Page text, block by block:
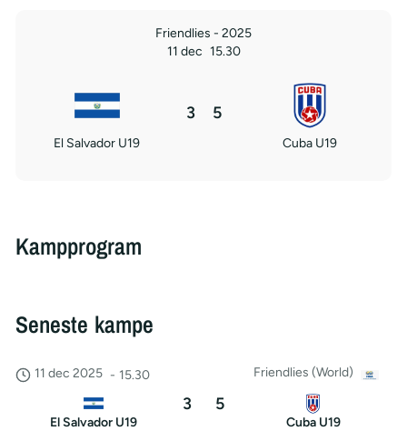
Friendlies - 2025
11 dec 15.30
El Salvador U19
3 5
Cuba U19
Kampprogram
Seneste kampe
Friendlies (World)
11 dec 2025 - 15.30
El Salvador U19
3 5
Cuba U19